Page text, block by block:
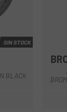
SIN STOCK
BLACK